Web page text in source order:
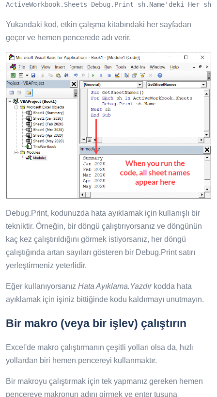
ActiveWorkbook.Sheets Debug.Print sh.Name'deki Her sh
Yukarıdaki kod, etkin çalışma kitabındaki her sayfadan
geçer ve hemen pencerede adı verir.
Debug.Print, kodunuzda hata ayıklamak için kullanışlı bir
tekniktir. Örneğin, bir döngü çalıştırıyorsanız ve döngünün
kaç kez çalıştırıldığını görmek istiyorsanız, her döngü
çalıştığında artan sayıları gösteren bir Debug.Print satırı
yerleştirmeniz yeterlidir.
Eğer kullanıyorsanız Hata Ayıklama.Yazdırkodda hata
ayıklamak için işiniz bittiğinde kodu kaldırmayı unutmayın.
Bir makro (veya bir işlev) çalıştırın
Excel'de makro çalıştırmanın çeşitli yolları olsa da, hızlı
yollardan biri hemen pencereyi kullanmaktır.
Bir makroyu çalıştırmak için tek yapmanız gereken hemen
pencereye makronun adını girmek ve enter tuşuna